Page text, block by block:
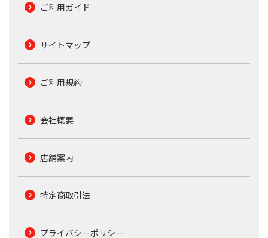
ご利用ガイド
サイトマップ
ご利用規約
会社概要
店舗案内
特定商取引法
プライバシーポリシー